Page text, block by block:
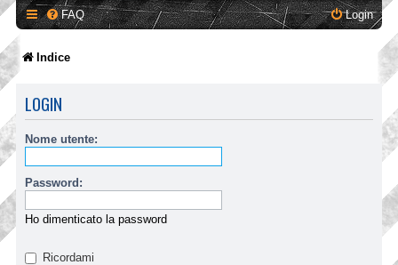
FAQ Login
Indice
LOGIN
Nome utente:
Password:
Ho dimenticato la password
Ricordami